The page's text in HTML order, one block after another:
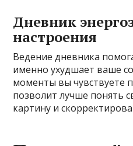
Дневник
настроения
Ведение дневника
именно ухудшает ваше
моменты вы чувствуете
позволит лучше понять
картину и